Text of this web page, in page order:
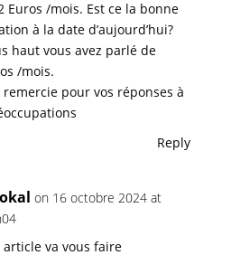
Euros /mois. Est ce la bonne
à la date d’aujourd’hui?
haut vous avez parlé de
/mois.
remercie pour vos réponses à
Reply
on 16 octobre 2024 at
article va vous faire